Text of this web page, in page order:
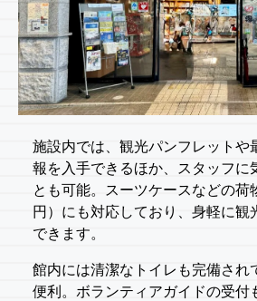
施設内では、観光パンフレットや
報を入手できるほか、スタッフに
とも可能。スーツケースなどの荷
円）にも対応しており、身軽に観
できます。
館内には清潔なトイレも完備され
便利。ボランティアガイドの受付